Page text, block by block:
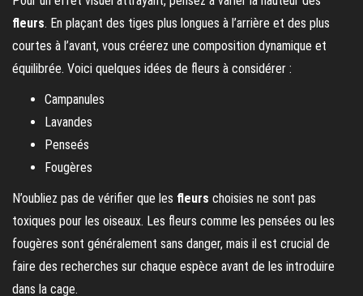
fleurs. En plaçant des tiges plus longues à l’arrière et des plus
courtes à l’avant, vous créerez une composition dynamique et
équilibrée. Voici quelques idées de fleurs à considérer :
Campanules
Lavandes
Penseés
Fougères
N’oubliez pas de vérifier que les fleurs choisies ne sont pas
toxiques pour les oiseaux. Les fleurs comme les pensées ou les
fougères sont généralement sans danger, mais il est crucial de
faire des recherches sur chaque espèce avant de les introduire
dans la cage.